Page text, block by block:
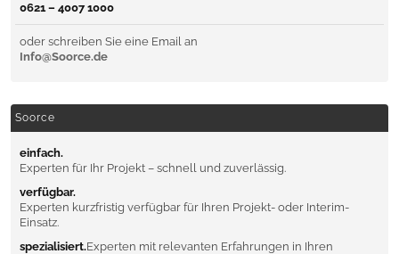
0621 – 4007 1000
oder schreiben Sie eine Email an
Info@Soorce.de
Soorce
einfach.
Experten für Ihr Projekt – schnell und zuverlässig.
verfügbar.
Experten kurzfristig verfügbar für Ihren Projekt- oder Interim-
Einsatz.
spezialisiert.Experten mit relevanten Erfahrungen in Ihren